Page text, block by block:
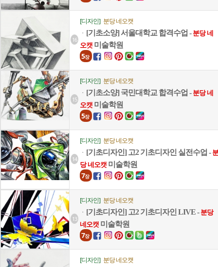
16
[디자인] 분당 네오캣
ㆍ [기초소양] 서울대학교 합격수업 - 분당 네
오캣 미술학원
5장
15
[디자인] 분당 네오캣
ㆍ [기초소양] 국민대학교 합격수업 - 분당 네
오캣 미술학원
5장
14
[디자인] 분당 네오캣
ㆍ [기초디자인] 고2 기초디자인 실전수업 - 분
당 네오캣 미술학원
7장
13
[디자인] 분당 네오캣
ㆍ [기초디자인] 고2 기초디자인 LIVE - 분당
네오캣 미술학원
7장
[디자인] 분당 네오캣